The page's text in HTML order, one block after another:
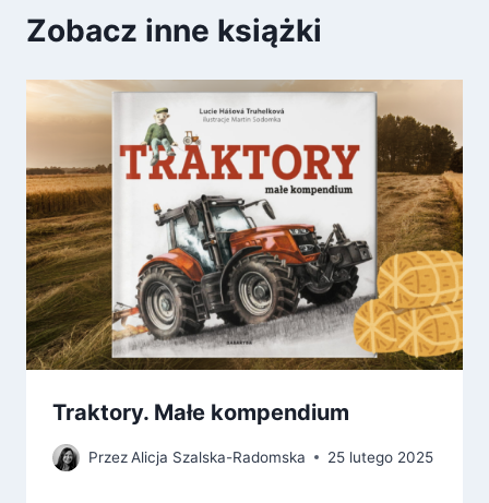
Zobacz inne książki
Traktory. Małe kompendium
PrzezAlicja Szalska-Radomska 25 lutego 2025